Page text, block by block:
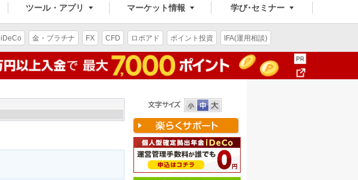
ツール・アプリ マーケット情報 学び･セミナー
iDeCo 金・プラチナ FX CFD ロボアド ポイント投資 IFA(運用相談)